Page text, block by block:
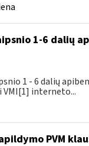
1-6 dalių
1 - 6 dalių
interneto...
PVM